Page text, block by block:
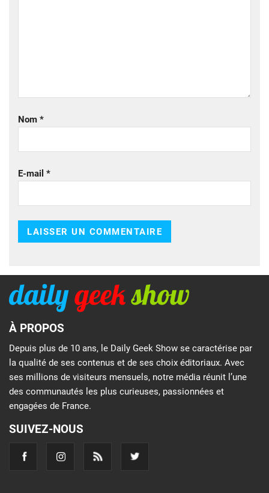
Nom *
E-mail *
À PROPOS
Depuis plus de 10 ans, le Daily Geek Show se caractérise par
la qualité de ses contenus et de ses choix éditoriaux. Avec
ses millions de visiteurs mensuels, notre média réunit l’une
des communautés les plus curieuses, passionnées et
engagées de France.
SUIVEZ-NOUS